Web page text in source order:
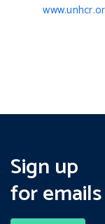
Sign up
for emails